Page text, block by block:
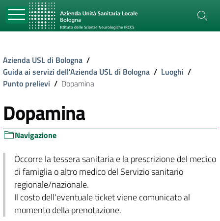
Azienda USL di Bologna /
Guida ai servizi dell'Azienda USL di Bologna / Luoghi /
Punto prelievi / Dopamina
Dopamina
Navigazione
Occorre la tessera sanitaria e la prescrizione del medico
di famiglia o altro medico del Servizio sanitario
regionale/nazionale.
Il costo dell'eventuale ticket viene comunicato al
momento della prenotazione.